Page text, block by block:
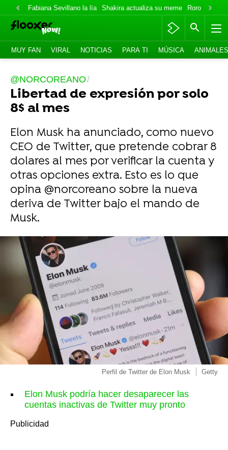
Fabiana Sevillano la lía Shakira actualiza su meme Roro lo niega
MUY FAN VIRAL NOTICIAS PARA TI MÚSICA ANIMALES
@NORCOREANO
Libertad de expresión por solo
8$ al mes
Elon Musk ha anunciado, como nuevo
CEO de Twitter, que pretende cobrar 8
dolares al mes por verificar la cuenta y
otras opciones extra. Esto es lo que
opina @norcoreano sobre la nueva
deriva de Twitter bajo el mando de
Musk.
Perfil de Twitter de Elon Musk Getty
Elon Musk podría hacer desaparecer las
cuentas inactivas de Twitter muy pronto